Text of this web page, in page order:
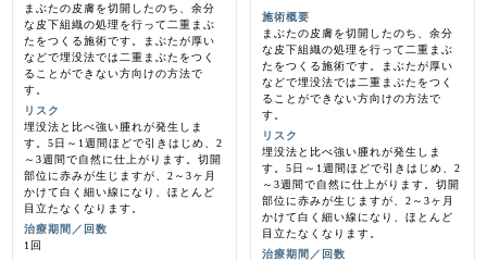
まぶたの皮膚を切開したのち、余分
な皮下組織の処理を行って二重まぶ
たをつくる施術です。まぶたが厚い
などで埋没法では二重まぶたをつく
ることができない方向けの方法で
す。
リスク
埋没法と比べ強い腫れが発生しま
す。5日～1週間ほどで引きはじめ、2
～3週間で自然に仕上がります。切開
部位に赤みが生じますが、2～3ヶ月
かけて白く細い線になり、ほとんど
目立たなくなります。
治療期間／回数
1回
施術概要
まぶたの皮膚を切開したのち、余分
な皮下組織の処理を行って二重まぶ
たをつくる施術です。まぶたが厚い
などで埋没法では二重まぶたをつく
ることができない方向けの方法で
す。
リスク
埋没法と比べ強い腫れが発生しま
す。5日～1週間ほどで引きはじめ、2
～3週間で自然に仕上がります。切開
部位に赤みが生じますが、2～3ヶ月
かけて白く細い線になり、ほとんど
目立たなくなります。
治療期間／回数